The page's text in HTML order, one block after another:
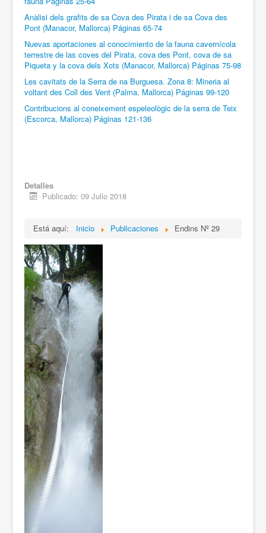
Anàlisi dels grafits de sa Cova des Pirata i de sa Cova des
Pont (Manacor, Mallorca) Páginas 65-74
Nuevas aportaciones al conocimiento de la fauna cavernícola
terrestre de las coves del Pirata, cova des Pont, cova de sa
Piqueta y la cova dels Xots (Manacor, Mallorca) Páginas 75-98
Les cavitats de la Serra de na Burguesa. Zona 8: Mineria al
voltant des Coll des Vent (Palma, Mallorca) Páginas 99-120
Contribucions al coneixement espeleològic de la serra de Teix
(Escorca, Mallorca) Páginas 121-136
Detalles
Publicado: 09 Julio 2018
Está aquí: Inicio Publicaciones Endins Nº 29